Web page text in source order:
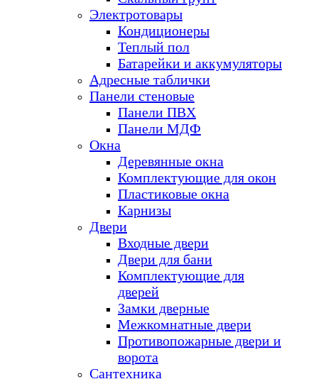
Электротовары
Кондиционеры
Теплый пол
Батарейки и аккумуляторы
Адресные таблички
Панели стеновые
Панели ПВХ
Панели МДФ
Окна
Деревянные окна
Комплектующие для окон
Пластиковые окна
Карнизы
Двери
Входные двери
Двери для бани
Комплектующие для
дверей
Замки дверные
Межкомнатные двери
Противопожарные двери и
ворота
Сантехника